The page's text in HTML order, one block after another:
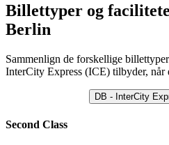
Billettyper og
Berlin
Sammenlign de forskellige
InterCity Express (ICE) tilbyder,
DB - InterCity
Second Class